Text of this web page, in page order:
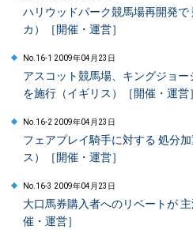
ハリウッドパーク競馬場再開発で
カ）［開催・運営］
No.16-1 2009年04月23日
アスコット競馬場、キングジョ
を施行（イギリス）［開催・運営］
No.16-2 2009年04月23日
フェアプレイ騎手に対する 処分
ス）［開催・運営］
No.16-3 2009年04月23日
大口馬券購入者へのリベートが
催・運営］